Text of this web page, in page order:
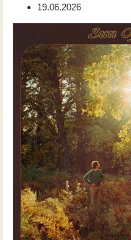
19.06.2026